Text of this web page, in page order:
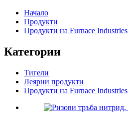
Начало
Продукти
Продукти на Furnace Industries
Категории
Тигели
Леярни продукти
Продукти на Furnace Industries